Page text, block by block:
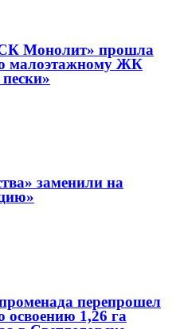
Монолит» прошла
малоэтажному ЖК
заменили на
перепрошел
освоению 1,26 га